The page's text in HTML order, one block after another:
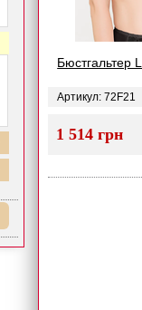
Бюстгальтер
Артикул: 72F21
1 514 грн